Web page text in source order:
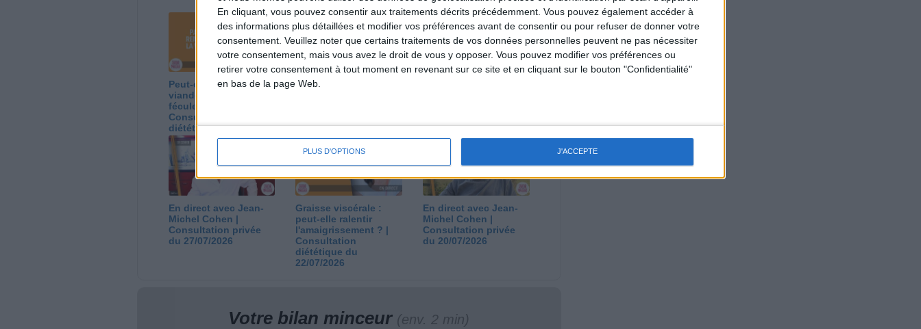
En cliquant, vous pouvez consentir aux traitements décrits précédemment. Vous pouvez également accéder à
des informations plus détaillées et modifier vos préférences avant de consentir ou pour refuser de donner votre
consentement. Veuillez noter que certains traitements de vos données personnelles peuvent ne pas nécessiter
votre consentement, mais vous avez le droit de vous y opposer. Vous pouvez modifier vos préférences ou
retirer votre consentement à tout moment en revenant sur ce site et en cliquant sur le bouton "Confidentialité"
en bas de la page Web.
PLUS D'OPTIONS J'ACCEPTE
Peut-on remplacer la
viande par des
féculents ?
Consultation
diététique du
05/08/2026
Le plan à 1600
diététique du
03/08/2026
diététique du
29/07/2026
En direct avec Jean-
Michel Cohen |
Consultation privée
du 27/07/2026
Graisse viscérale :
peut-elle ralentir
l'amaigrissement ? |
Consultation
diététique du
22/07/2026
En direct avec Jean-
Michel Cohen |
Consultation privée
du 20/07/2026
Votre bilan minceur (env. 2 min)